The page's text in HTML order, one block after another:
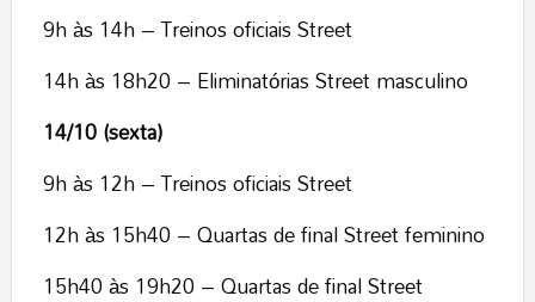
9h às 14h – Treinos oficiais Street
14h às 18h20 – Eliminatórias Street masculino
14/10 (sexta)
9h às 12h – Treinos oficiais Street
12h às 15h40 – Quartas de final Street feminino
15h40 às 19h20 – Quartas de final Street